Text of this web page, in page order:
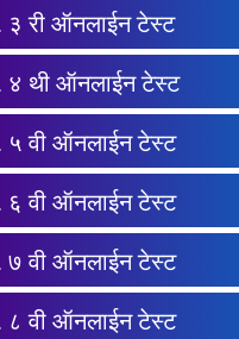
३ री ऑनलाईन टेस्ट
४ थी ऑनलाईन टेस्ट
५ वी ऑनलाईन टेस्ट
६ वी ऑनलाईन टेस्ट
७ वी ऑनलाईन टेस्ट
८ वी ऑनलाईन टेस्ट